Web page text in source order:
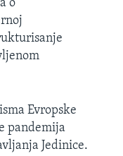
o
Evropske
pandemija
Jedinice.